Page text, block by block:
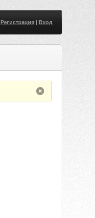
Регистрация| Вход